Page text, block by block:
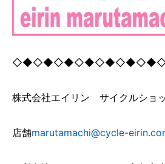
株式会社エイリン サイクルショ
店舗marutamachi@cycle-